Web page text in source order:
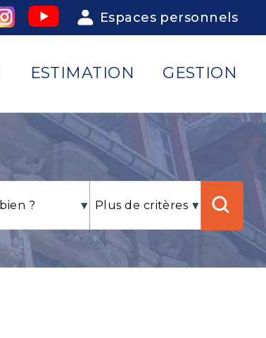
Espaces personnels
ESTIMATION GESTION